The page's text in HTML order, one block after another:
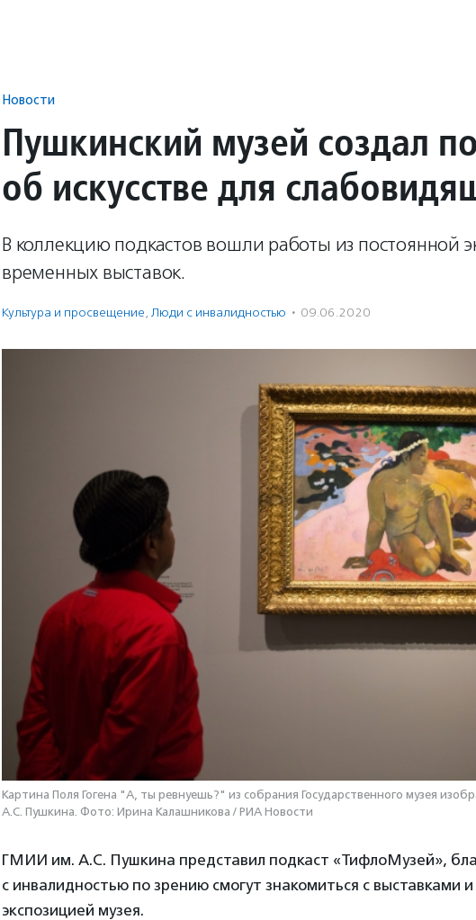
Новости
Пушкинский музей создал
об искусстве для
В коллекцию подкастов вошли работы из постоянной
временных выставок.
Культура и просвещение, Люди с инвалидностью · 09.06.2020
Картина Поля Гогена "А, ты ревнуешь?" из собрания Государственного музея
А.С. Пушкина. Фото: Ирина Калашникова / РИА Новости
ГМИИ им. А.С. Пушкина представил подкаст «ТифлоМузей»,
с инвалидностью по зрению смогут знакомиться с выставками
экспозицией музея.